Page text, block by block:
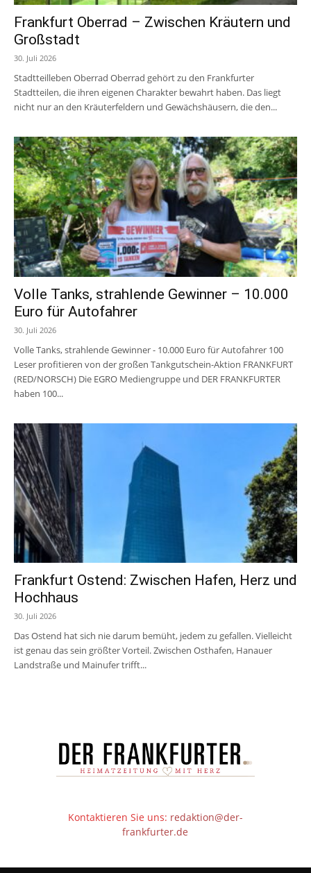
Frankfurt Oberrad – Zwischen Kräutern und
Großstadt
30. Juli 2026
Stadtteilleben Oberrad Oberrad gehört zu den Frankfurter
Stadtteilen, die ihren eigenen Charakter bewahrt haben. Das liegt
nicht nur an den Kräuterfeldern und Gewächshäusern, die den...
Volle Tanks, strahlende Gewinner – 10.000
Euro für Autofahrer
30. Juli 2026
Volle Tanks, strahlende Gewinner - 10.000 Euro für Autofahrer 100
Leser profitieren von der großen Tankgutschein-Aktion FRANKFURT
(RED/NORSCH) Die EGRO Mediengruppe und DER FRANKFURTER
haben 100...
Frankfurt Ostend: Zwischen Hafen, Herz und
Hochhaus
30. Juli 2026
Das Ostend hat sich nie darum bemüht, jedem zu gefallen. Vielleicht
ist genau das sein größter Vorteil. Zwischen Osthafen, Hanauer
Landstraße und Mainufer trifft...
Kontaktieren Sie uns: redaktion@der-
frankfurter.de